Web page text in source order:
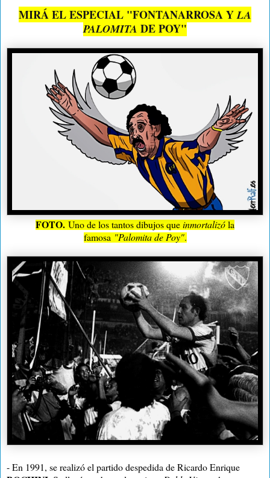
MIRÁ EL ESPECIAL "FONTANARROSA YLA
PALOMITA DE POY"
FOTO.Uno de los tantos dibujos queinmortalizóla
famosa"Palomitade Poy".
- En 1991, se realizó el partido despedida de Ricardo Enrique